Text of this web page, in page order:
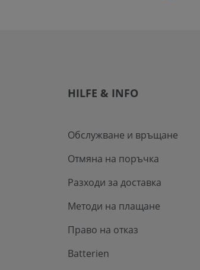
HILFE & INFO
Обслужване и връщане
Отмяна на поръчка
Разходи за доставка
Методи на плащане
Право на отказ
Batterien